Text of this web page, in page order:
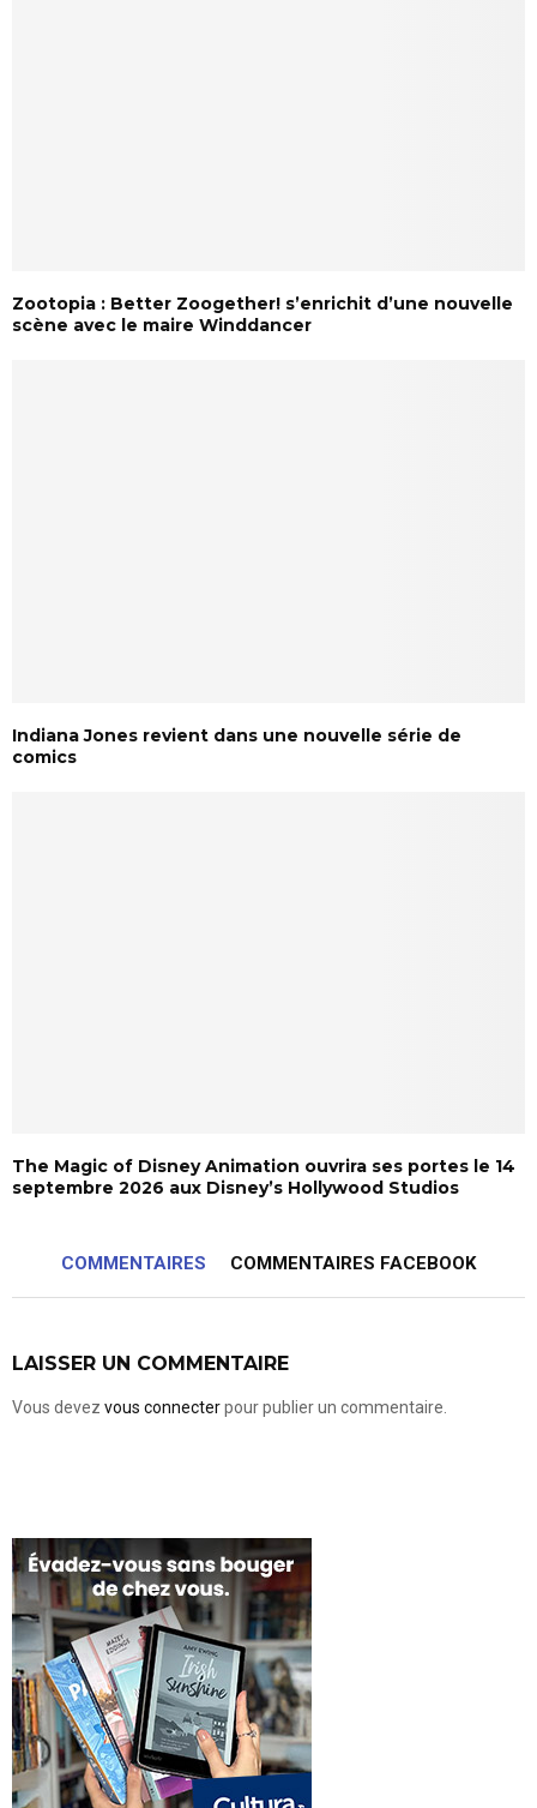
Zootopia : Better Zoogether! s’enrichit d’une nouvelle
scène avec le maire Winddancer
Indiana Jones revient dans une nouvelle série de
comics
The Magic of Disney Animation ouvrira ses portes le 14
septembre 2026 aux Disney’s Hollywood Studios
COMMENTAIRES COMMENTAIRES FACEBOOK
LAISSER UN COMMENTAIRE
Vous devez vous connecterpour publier un commentaire.